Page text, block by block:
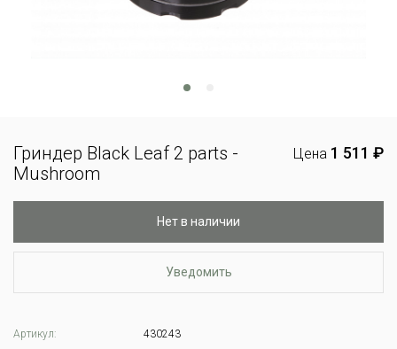
Гриндер Black Leaf 2 parts -
Mushroom
Цена 1 511 ₽
Нет в наличии
Уведомить
Артикул: 430243